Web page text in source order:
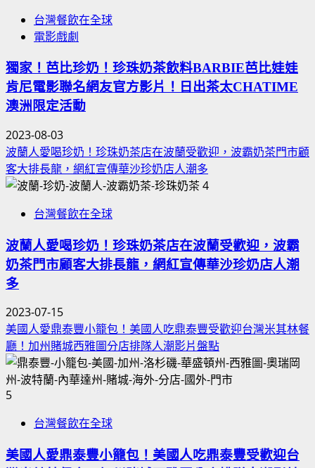
台灣餐飲在全球
電影戲劇
獨家！芭比珍奶！珍珠奶茶飲料BARBIE芭比娃娃
肯尼電影聯名網友官方影片！日出茶太CHATIME
澳洲限定活動
2023-08-03
波蘭人愛喝珍奶！珍珠奶茶店在波蘭受歡迎，波霸奶茶門市顧
客大排長龍，網紅宣傳華沙珍奶店人潮多
4
台灣餐飲在全球
波蘭人愛喝珍奶！珍珠奶茶店在波蘭受歡迎，波霸
奶茶門市顧客大排長龍，網紅宣傳華沙珍奶店人潮
多
2023-07-15
美國人愛鼎泰豐小籠包！美國人吃鼎泰豐受歡迎台灣米其林餐
廳！加州賭城西雅圖分店排隊人潮影片盤點
5
台灣餐飲在全球
美國人愛鼎泰豐小籠包！美國人吃鼎泰豐受歡迎台